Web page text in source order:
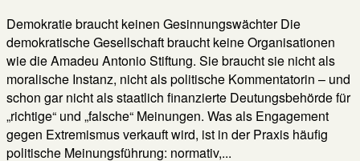
Demokratie braucht keinen Gesinnungswächter Die
demokratische Gesellschaft braucht keine Organisationen
wie die Amadeu Antonio Stiftung. Sie braucht sie nicht als
moralische Instanz, nicht als politische Kommentatorin – und
schon gar nicht als staatlich finanzierte Deutungsbehörde für
„richtige“ und „falsche“ Meinungen. Was als Engagement
gegen Extremismus verkauft wird, ist in der Praxis häufig
politische Meinungsführung: normativ,...